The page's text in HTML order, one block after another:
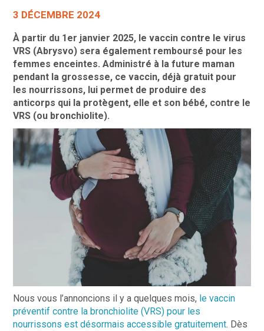
3 DÉCEMBRE 2024
À partir du 1er janvier 2025, le vaccin contre le virus
VRS (Abrysvo) sera également remboursé pour les
femmes enceintes. Administré à la future maman
pendant la grossesse, ce vaccin, déjà gratuit pour
les nourrissons, lui permet de produire des
anticorps qui la protègent, elle et son bébé, contre le
VRS (ou bronchiolite).
Nous vous l’annoncions il y a quelques mois, le vaccin
préventif contre la bronchiolite (VRS) pour les
nourrissons est désormais accessible gratuitement. Dès